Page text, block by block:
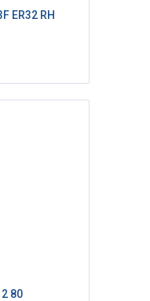
ER32 RH
80